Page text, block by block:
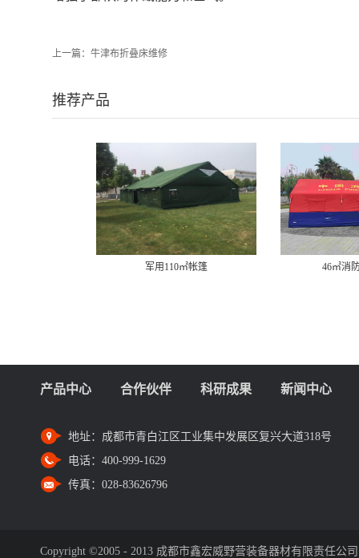
上一篇： 牛津布折叠床维修
推荐产品
军用110㎡帐篷 46㎡消
产品中心 合作伙伴 科研成果 新闻中心
地址： 成都市青白江区工业集中发展区复兴大道318号
电话： 400-999-1629
传真： 028-83626796
Copyright ©2005 - 2013 成都市鑫宏威野营装备器材有限责任公司